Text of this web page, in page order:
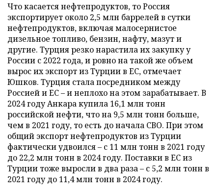
Что касается нефтепродуктов, то Россия
экспортирует около 2,5 млн баррелей в сутки
нефтепродуктов, включая малосернистое
дизельное топливо, бензин, нафту, мазут и
другие. Турция резко нарастила их закупку у
России с 2022 года, и ровно на такой же объем
вырос их экспорт из Турции в ЕС, отмечает
Юшков. Турция стала посредником между
Россией и ЕС – и неплохо на этом зарабатывает. В
2024 году Анкара купила 16,1 млн тонн
российской нефти, что на 9,5 млн тонн больше,
чем в 2021 году, то есть до начала СВО. При этом
общий экспорт нефтепродуктов из Турции
фактически удвоился – с 11 млн тонн в 2021 году
до 22,2 млн тонн в 2024 году. Поставки в ЕС из
Турции тоже выросли в два раза – с 5,2 млн тонн в
2021 году до 11,4 млн тонн в 2024 году.